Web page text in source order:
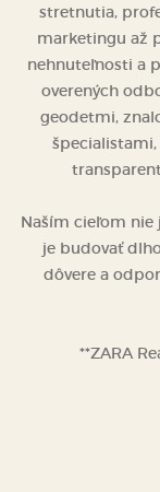
stretnutia,
marketingu až
nehnuteľnosti a
overených
geodetmi,
Naším cieľom
je budovať
dôvere a
**ZARA